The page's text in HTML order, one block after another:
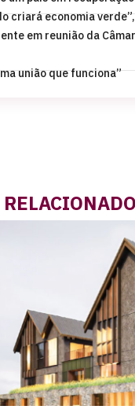
criará economia
em reunião da
união que funciona”